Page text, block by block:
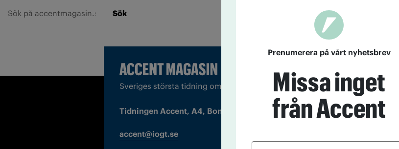
Sök
Sveriges största tidning om droger och nykterhet
Tidningen Accent, A4, Bondegatan 21, 116 33 Stockholm
accent@iogt.se
Prenumerera på vårt nyhetsbrev
Missa inget
från Accent